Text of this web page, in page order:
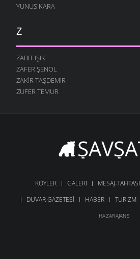
YUNUS KARA
Z
ZABIT IŞIK
ZAFER ŞENOL
ZAKIR TAŞDEMIR
ZUFER TEMUR
KÖYLER GALERI MESAJ-TAHTASI
DUVAR GAZETESI
HABER TURIZM
HAZARAJANS